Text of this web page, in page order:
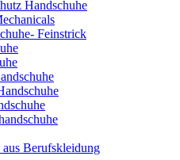
Handschuhe
Feinstrick
Berufskleidung